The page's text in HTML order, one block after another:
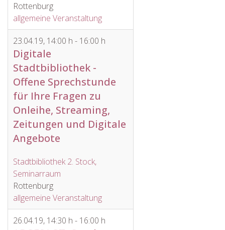
Rottenburg
allgemeine Veranstaltung
23.04.19, 14:00 h - 16:00 h
Digitale
Stadtbibliothek -
Offene Sprechstunde
für Ihre Fragen zu
Onleihe, Streaming,
Zeitungen und Digitale
Angebote
Stadtbibliothek 2. Stock,
Seminarraum
Rottenburg
allgemeine Veranstaltung
26.04.19, 14:30 h - 16:00 h